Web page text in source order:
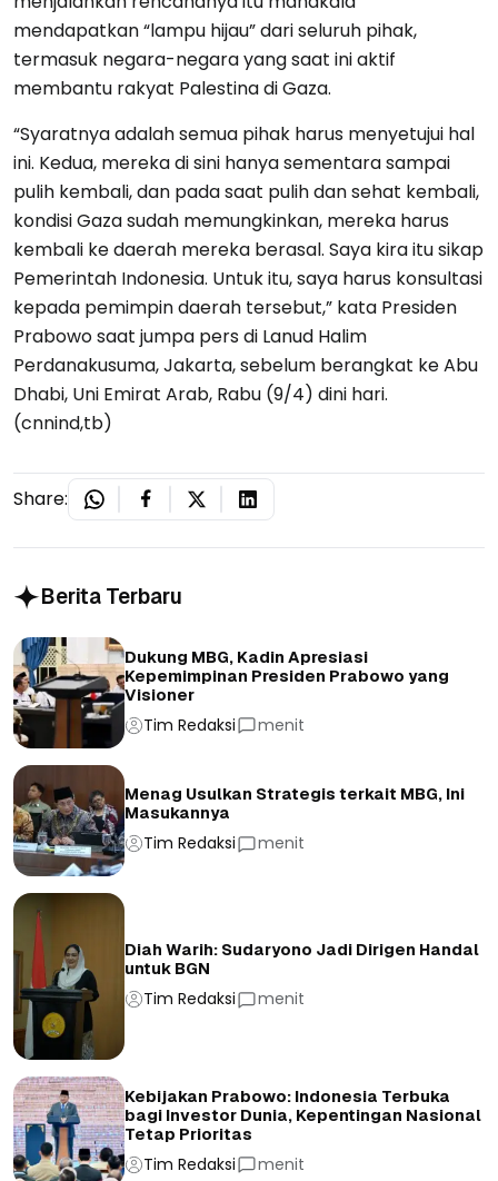
mendapatkan “lampu hijau” dari seluruh pihak,
termasuk negara-negara yang saat ini aktif
membantu rakyat Palestina di Gaza.
“Syaratnya adalah semua pihak harus menyetujui hal
ini. Kedua, mereka di sini hanya sementara sampai
pulih kembali, dan pada saat pulih dan sehat kembali,
kondisi Gaza sudah memungkinkan, mereka harus
kembali ke daerah mereka berasal. Saya kira itu sikap
Pemerintah Indonesia. Untuk itu, saya harus konsultasi
kepada pemimpin daerah tersebut,” kata Presiden
Prabowo saat jumpa pers di Lanud Halim
Perdanakusuma, Jakarta, sebelum berangkat ke Abu
Dhabi, Uni Emirat Arab, Rabu (9/4) dini hari.
(cnnind,tb)
Share:
Berita Terbaru
Dukung MBG, Kadin Apresiasi
Kepemimpinan Presiden Prabowo yang
Visioner
Tim Redaksi menit
Menag Usulkan Strategis terkait MBG, Ini
Masukannya
Tim Redaksi menit
Diah Warih: Sudaryono Jadi Dirigen Handal
untuk BGN
Tim Redaksi menit
Kebijakan Prabowo: Indonesia Terbuka
bagi Investor Dunia, Kepentingan Nasional
Tetap Prioritas
Tim Redaksi menit